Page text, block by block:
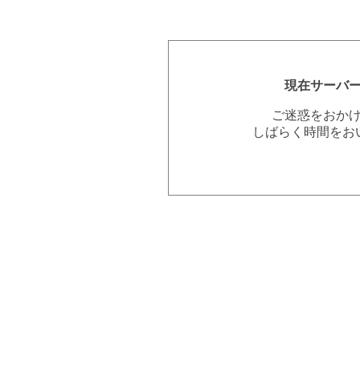
現在サーバ
ご迷惑をおか
しばらく時間を